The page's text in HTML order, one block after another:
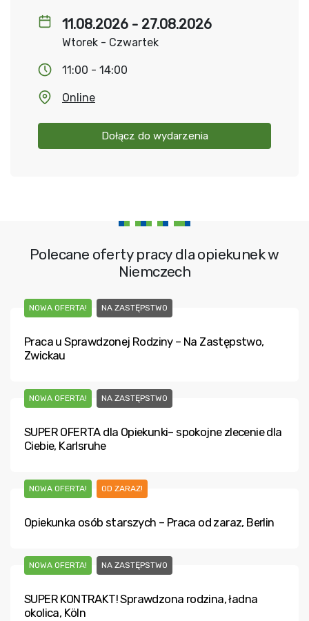
11.08.2026 - 27.08.2026
Wtorek - Czwartek
11:00 - 14:00
Online
Dołącz do wydarzenia
Polecane oferty pracy dla opiekunek w
Niemczech
NOWA OFERTA! NA ZASTĘPSTWO
Praca u Sprawdzonej Rodziny – Na Zastępstwo,
Zwickau
NOWA OFERTA! NA ZASTĘPSTWO
SUPER OFERTA dla Opiekunki– spokojne zlecenie dla
Ciebie, Karlsruhe
NOWA OFERTA! OD ZARAZ!
Opiekunka osób starszych – Praca od zaraz, Berlin
NOWA OFERTA! NA ZASTĘPSTWO
SUPER KONTRAKT! Sprawdzona rodzina, ładna
okolica, Köln